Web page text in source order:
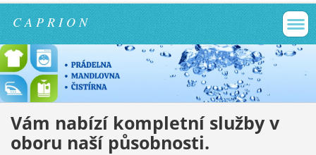
C A P R I O N
Vám nabízí kompletní služby v
oboru naší působnosti.